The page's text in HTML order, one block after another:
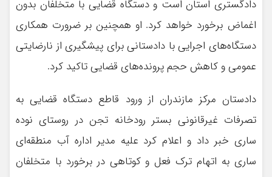
دادگستری استان است و دستگاه قضایی با متخلفان بدون
اغماض برخورد خواهد کرد. او همچنین بر ضرورت همکاری
دستگاه‌های اجرایی با دادستانی برای پیشگیری از نارضایتی
عمومی و کاهش حجم پرونده‌های قضایی تاکید کرد.
دادستان مرکز مازندران از ورود قاطع دستگاه قضایی به
تصرفات غیرقانونی بستر رودخانه تجن در روستای نوده
ساری خبر داد و اعلام کرد علیه مدیر اداره آب منطقه‌ای
ساری به اتهام ترک فعل و کوتاهی در برخورد با متخلفان